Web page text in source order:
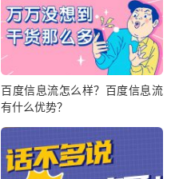
百度信息流怎么样？百度信息流
有什么优势？